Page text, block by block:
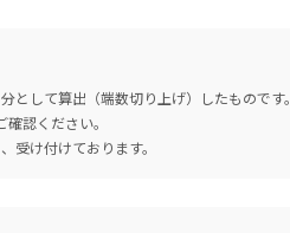
して算出（端数切り上げ）したものです。
確認ください。
受け付けております。